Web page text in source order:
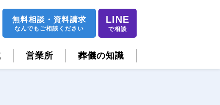
無料相談 ・ 資料請求
なんでもご相談ください
LINE
で相談
営業所 葬儀の知識